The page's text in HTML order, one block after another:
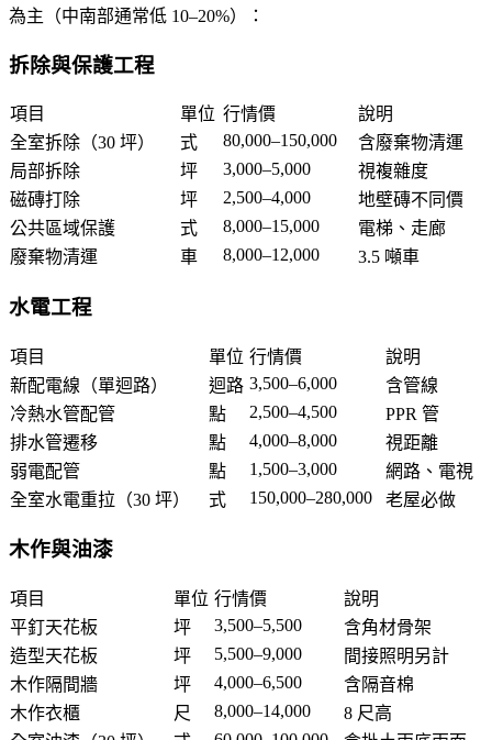
為主（中南部通常低 10–20%）：
拆除與保護工程
項目 單位 行情價
說明
全室拆除（30 坪）
式 80,000–150,000
含廢棄物清運
局部拆除
坪 3,000–5,000
視複雜度
磁磚打除
坪 2,500–4,000
地壁磚不同價
公共區域保護
式 8,000–15,000
電梯、走廊
廢棄物清運
車 8,000–12,000 3.5 噸車
水電工程
項目 單位 行情價
說明
新配電線（單迴路）
迴路 3,500–6,000
含管線
冷熱水管配管
點 2,500–4,500
PPR 管
排水管遷移
點 4,000–8,000
視距離
弱電配管
點 1,500–3,000
網路、電視
全室水電重拉（30 坪）
式 150,000–280,000 老屋必做
木作與油漆
項目 單位 行情價
說明
平釘天花板
坪 3,500–5,500
含角材骨架
造型天花板
坪 5,500–9,000
間接照明另計
木作隔間牆
坪 4,000–6,500
含隔音棉
木作衣櫃
尺 8,000–14,000
8 尺高